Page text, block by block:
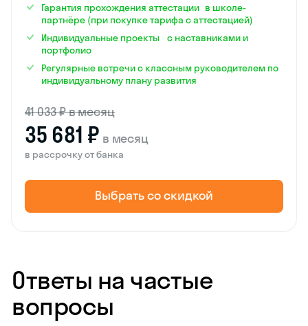
Гарантия прохождения аттестации в школе-
партнёре (при покупке тарифа с аттестацией)
Индивидуальные проекты с наставниками и
портфолио
Регулярные встречи с классным руководителем по
индивидуальному плану развития
41 033 ₽ в месяц
35 681 ₽ в месяц
в рассрочку от банка
Выбрать со скидкой
Ответы на частые
вопросы